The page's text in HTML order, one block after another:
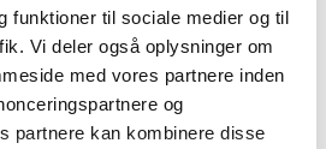
funktioner til sociale medier og til
Vi deler også oplysninger om
med vores partnere inden
og
partnere kan kombinere disse